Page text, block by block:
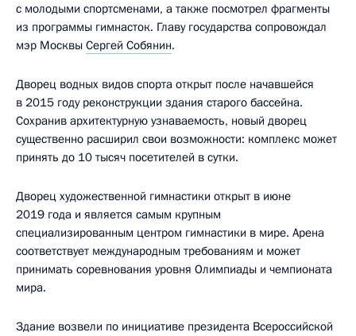
с молодыми спортсменами, а также посмотрел фрагменты
из программы гимнасток. Главу государства сопровождал
мэр Москвы Сергей Собянин.
Дворец водных видов спорта открыт после начавшейся
в 2015 году реконструкции здания старого бассейна.
Сохранив архитектурную узнаваемость, новый дворец
существенно расширил свои возможности: комплекс может
принять до 10 тысяч посетителей в сутки.
Дворец художественной гимнастики открыт в июне
2019 года и является самым крупным
специализированным центром гимнастики в мире. Арена
соответствует международным требованиям и может
принимать соревнования уровня Олимпиады и чемпионата
мира.
Здание возвели по инициативе президента Всероссийской